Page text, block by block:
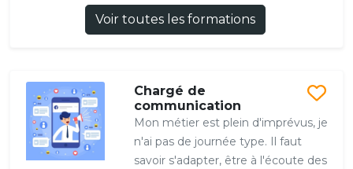
Voir toutes les formations
Chargé de
communication
Mon métier est plein d'imprévus, je
n'ai pas de journée type. Il faut
savoir s'adapter, être à l'écoute des